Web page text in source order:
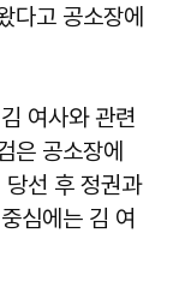
다고 공소장에
여사와 관련
은 공소장에
선 후 정권과
심에는 김 여